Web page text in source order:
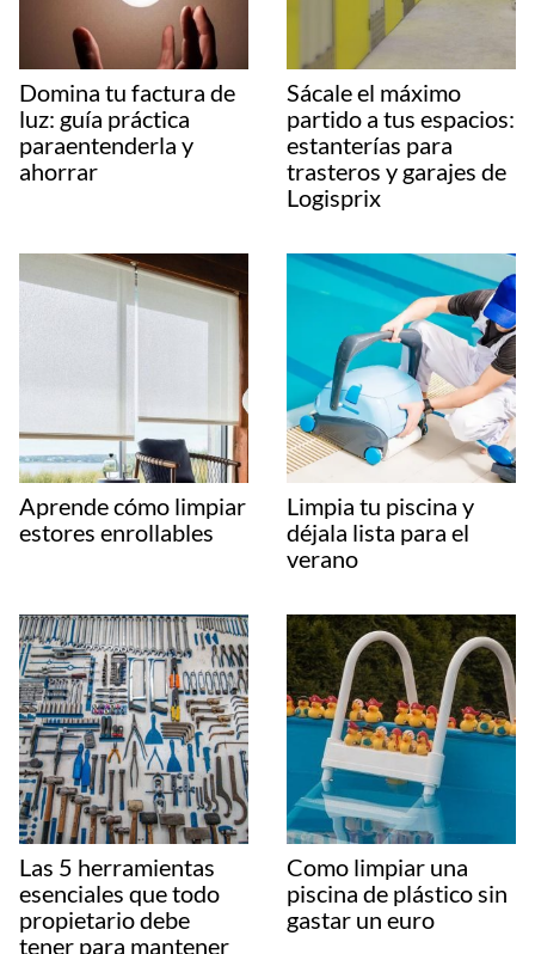
Domina tu factura de
luz: guía práctica
paraentenderla y
ahorrar
Sácale el máximo
partido a tus espacios:
estanterías para
trasteros y garajes de
Logisprix
Aprende cómo limpiar
estores enrollables
Limpia tu piscina y
déjala lista para el
verano
Las 5 herramientas
esenciales que todo
propietario debe
tener para mantener
Como limpiar una
piscina de plástico sin
gastar un euro